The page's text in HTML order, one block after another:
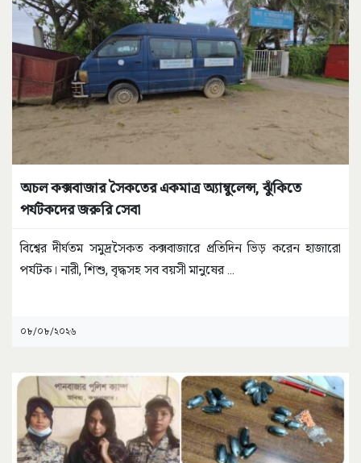
অচল কক্সবাজার সৈকতের একমাত্র অ্যাম্বুলেন্স, ঝুঁকিতে
পর্যটকদের জরুরি সেবা
বিশ্বের দীর্ঘতম সমুদ্রসৈকত কক্সবাজারে প্রতিদিন ভিড় করেন হাজারো
পর্যটক। নারী, শিশু, বৃদ্ধসহ সব বয়সী মানুষের ...
০৮/০৮/২০২৬